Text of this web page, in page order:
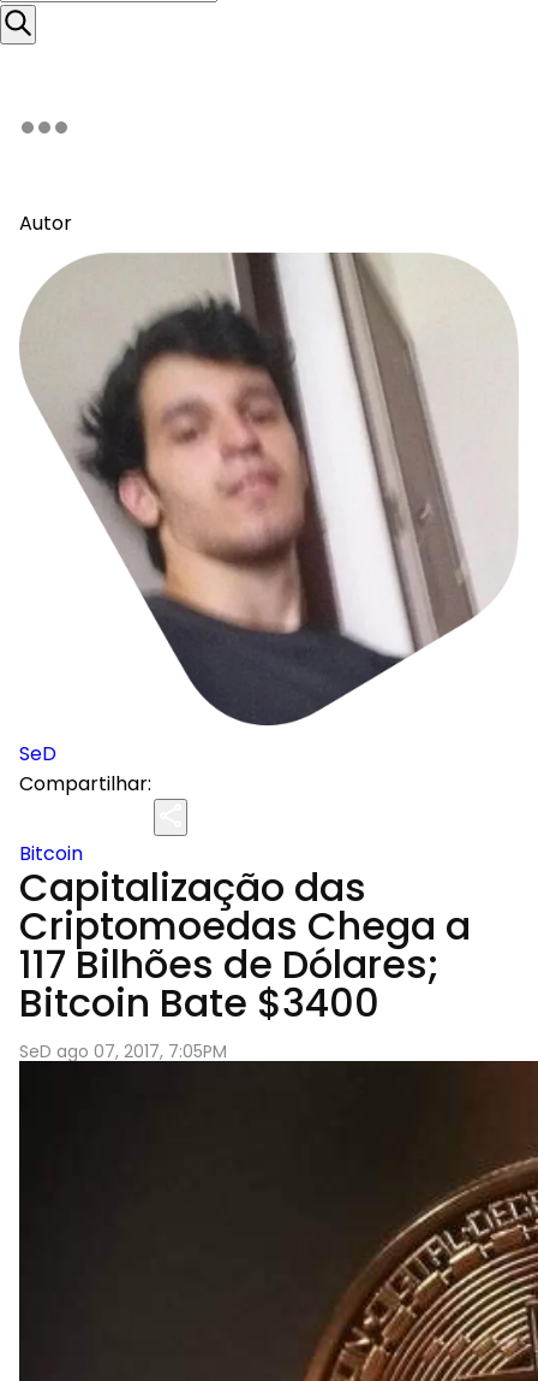
Autor
SeD
Compartilhar:
Bitcoin
Capitalização das
Criptomoedas Chega a
117 Bilhões de Dólares;
Bitcoin Bate $3400
SeD ago 07, 2017, 7:05PM